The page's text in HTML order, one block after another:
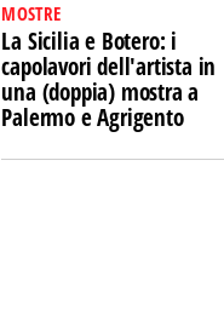
MOSTRE
La Sicilia e Botero: i
capolavori dell'artista in
una (doppia) mostra a
Palermo e Agrigento